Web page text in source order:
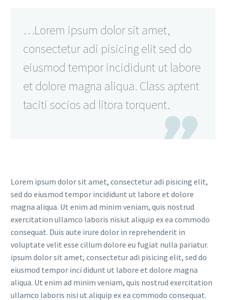
…Lorem ipsum dolor sit amet,
consectetur adi pisicing elit sed do
eiusmod tempor incididunt ut labore
et dolore magna aliqua. Class aptent
taciti socios ad litora torquent.

Lorem ipsum dolor sit amet, consectetur adi pisicing elit,
sed do eiusmod tempor incididunt ut labore et dolore
magna aliqua. Ut enim ad minim veniam, quis nostrud
exercitation ullamco laboris nisiut aliquip ex ea commodo
consequat. Duis aute irure dolor in reprehenderit in
voluptate velit esse cillum dolore eu fugiat nulla pariatur.
ipsum dolor sit amet, consectetur adi pisicing elit, sed do
eiusmod tempor inci didunt ut labore et dolore magna
aliqua. Ut enim ad minim veniam, quis nostrud exercitation
ullamco laboris nisi ut aliquip ex ea commodo consequat.